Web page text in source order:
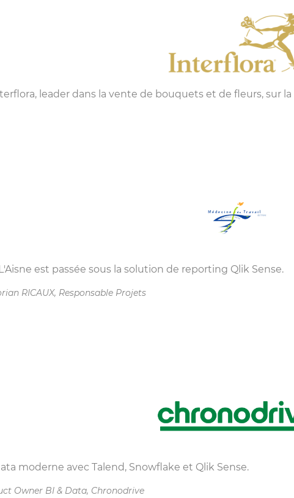
leader dans la vente de bouquets et de fleurs, sur
est passée sous la solution de reporting Qlik Sense.
RICAUX, Responsable Projets
moderne avec Talend, Snowflake et Qlik Sense.
Owner BI & Data, Chronodrive